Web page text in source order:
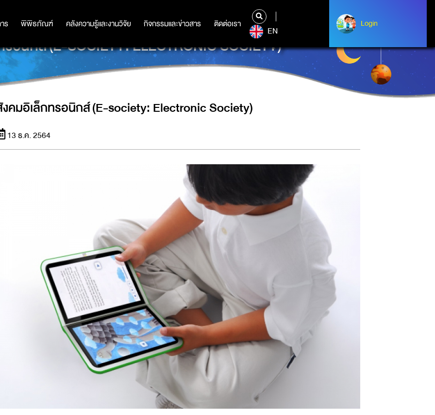
ร พิพิธภัณฑ์ คลังความรู้และงานวิจัย กิจกรรมและข่าวสาร ติดต่อเรา
ร พิพิธภัณฑ์ คลังความรู้และงานวิจัย กิจกรรมและข่าวสาร ติดต่อเรา
EN
Login
Login
อนิกส์ (E-SOCIETY: ELECTRONIC SOCIETY)
คมอิเล็กทรอนิกส์ (E-society: Electronic Society)
13 ธ.ค. 2564